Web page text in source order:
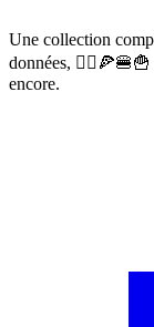
Une collection
données, 🙅‍♀️🍕🍔🍟
encore.